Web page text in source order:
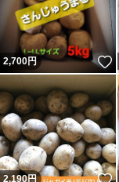
2,700円
2,190円